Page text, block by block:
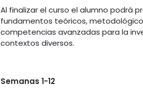
Al finalizar el curso el alumno podrá
fundamentos teóricos,
competencias avanzadas para la
contextos diversos.
Semanas 1-12